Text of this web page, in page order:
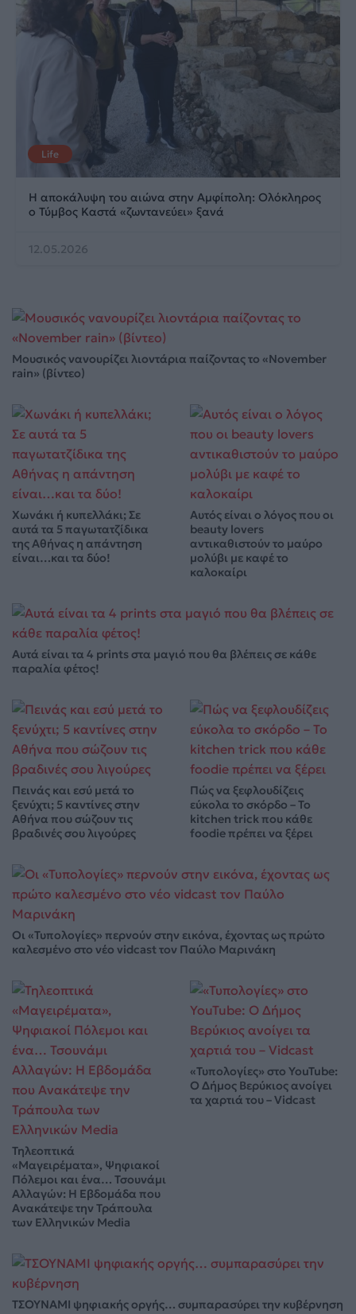
Life
Η αποκάλυψη του αιώνα στην Αμφίπολη: Ολόκληρος
ο Τύμβος Καστά «ζωντανεύει» ξανά
12.05.2026
Μουσικός νανουρίζει λιοντάρια παίζοντας το «November
rain» (βίντεο)
Χωνάκι ή κυπελλάκι; Σε
αυτά τα 5 παγωτατζίδικα
της Αθήνας η απάντηση
είναι…και τα δύο!
Αυτός είναι ο λόγος που οι
beauty lovers
αντικαθιστούν το μαύρο
μολύβι με καφέ το
καλοκαίρι
Αυτά είναι τα 4 prints στα μαγιό που θα βλέπεις σε κάθε
παραλία φέτος!
Πεινάς και εσύ μετά το
ξενύχτι; 5 καντίνες στην
Αθήνα που σώζουν τις
βραδινές σου λιγούρες
Πώς να ξεφλουδίζεις
εύκολα το σκόρδο – Το
kitchen trick που κάθε
foodie πρέπει να ξέρει
Οι «Τυπολογίες» περνούν στην εικόνα, έχοντας ως πρώτο
καλεσμένο στο νέο vidcast τον Παύλο Μαρινάκη
Τηλεοπτικά
«Μαγειρέματα», Ψηφιακοί
Πόλεμοι και ένα… Τσουνάμι
Αλλαγών: Η Εβδομάδα που
Ανακάτεψε την Τράπουλα
των Ελληνικών Media
«Τυπολογίες» στο YouTube:
Ο Δήμος Βερύκιος ανοίγει
τα χαρτιά του – Vidcast
ΤΣΟΥΝΑΜΙ ψηφιακής οργής… συμπαρασύρει την κυβέρνηση